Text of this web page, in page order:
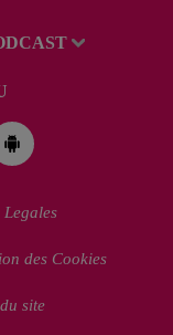
des Cookies
site